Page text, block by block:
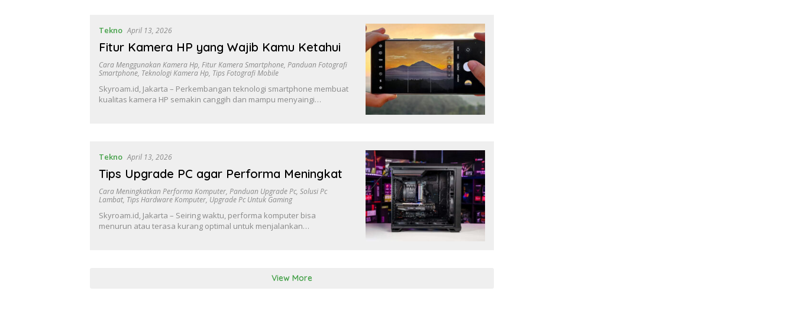
Tekno April 13, 2026
Fitur Kamera HP yang Wajib Kamu Ketahui
Cara Menggunakan Kamera Hp, Fitur Kamera Smartphone, Panduan Fotografi
Smartphone, Teknologi Kamera Hp, Tips Fotografi Mobile
Skyroam.id, Jakarta – Perkembangan teknologi smartphone membuat
kualitas kamera HP semakin canggih dan mampu menyaingi…
Tekno April 13, 2026
Tips Upgrade PC agar Performa Meningkat
Cara Meningkatkan Performa Komputer, Panduan Upgrade Pc, Solusi Pc
Lambat, Tips Hardware Komputer, Upgrade Pc Untuk Gaming
Skyroam.id, Jakarta – Seiring waktu, performa komputer bisa
menurun atau terasa kurang optimal untuk menjalankan…
View More